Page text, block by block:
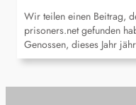
Wir teilen einen Beitrag,
prisoners.net gefunden
Genossen, dieses Jahr